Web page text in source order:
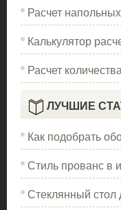
Расчет
Калькулятор
Расчет
ЛУЧШИЕ
Как подобрать
Стиль прованс в
Стеклянный стол